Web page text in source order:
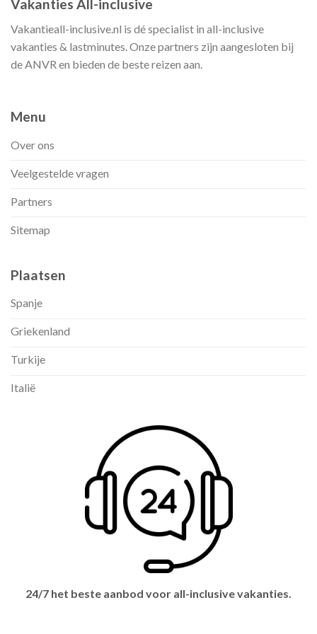
Vakanties All-inclusive
Vakantieall-inclusive.nl is dé specialist in all-inclusive
vakanties & lastminutes. Onze partners zijn aangesloten bij
de ANVR en bieden de beste reizen aan.
Menu
Over ons
Veelgestelde vragen
Partners
Sitemap
Plaatsen
Spanje
Griekenland
Turkije
Italië
24/7 het beste aanbod voor all-inclusive vakanties.